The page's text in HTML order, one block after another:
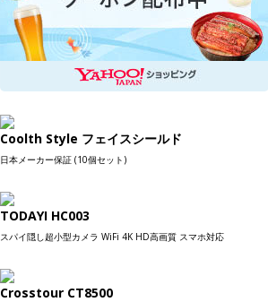
Coolth Style フェイスシールド
日本メーカー保証 (10個セット)
TODAYI HC003
スパイ隠し超小型カメラ WiFi 4K HD高画質 スマホ対応
Crosstour CT8500